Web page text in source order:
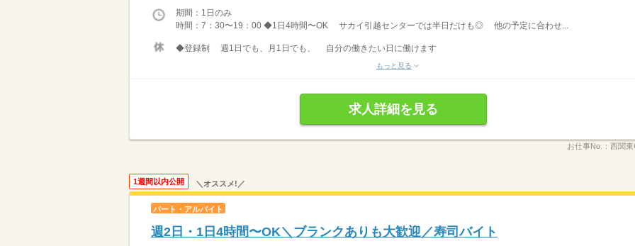
期間：1日のみ
時間：7：30〜19：00 ◆1日4時間〜OK サカイ引越センターでは半日だけも◎ 他の予定に合わせ...
◆登録制 週1日でも、月1日でも、 自分の働きたい日に働けます
もっと見る
求人詳細を見る
お仕事No.： 西関
1週間以内公開 ＼オススメ!／
パート・アルバイト
週2日・1日4時間〜OK＼ブランクありも大歓迎／寿司バイト